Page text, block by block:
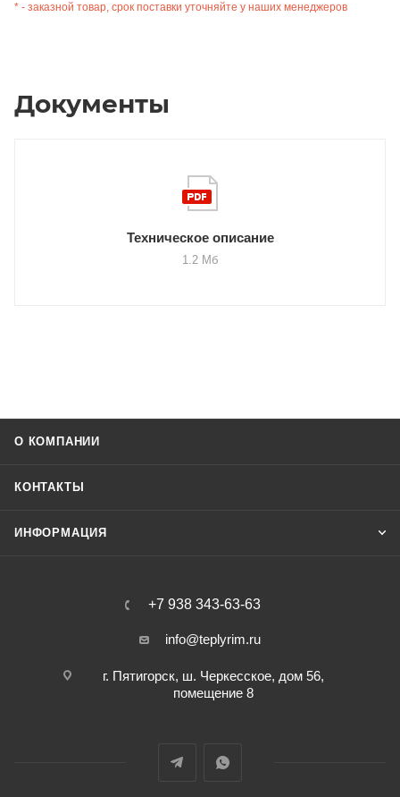
* - заказной товар, срок поставки уточняйте у наших менеджеров
Документы
Техническое описание
1.2 Мб
О КОМПАНИИ
КОНТАКТЫ
ИНФОРМАЦИЯ
+7 938 343-63-63
info@teplyrim.ru
г. Пятигорск, ш. Черкесское, дом 56,
помещение 8